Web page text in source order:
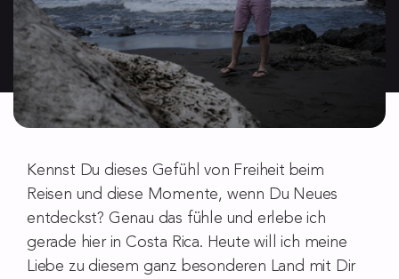
Kennst Du dieses Gefühl von Freiheit beim
Reisen und diese Momente, wenn Du Neues
entdeckst? Genau das fühle und erlebe ich
gerade hier in Costa Rica. Heute will ich meine
Liebe zu diesem ganz besonderen Land mit Dir